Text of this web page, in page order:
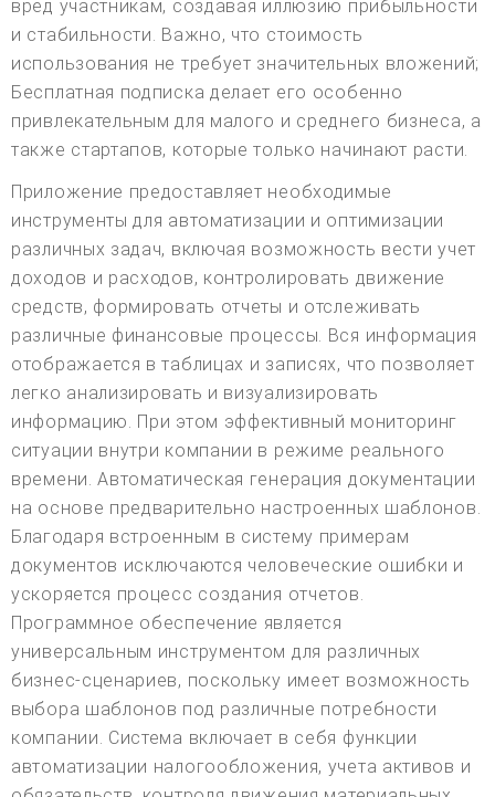
вред участникам, создавая иллюзию прибыльности
и стабильности. Важно, что стоимость
использования не требует значительных вложений;
Бесплатная подписка делает его особенно
привлекательным для малого и среднего бизнеса, а
также стартапов, которые только начинают расти.
Приложение предоставляет необходимые
инструменты для автоматизации и оптимизации
различных задач, включая возможность вести учет
доходов и расходов, контролировать движение
средств, формировать отчеты и отслеживать
различные финансовые процессы. Вся информация
отображается в таблицах и записях, что позволяет
легко анализировать и визуализировать
информацию. При этом эффективный мониторинг
ситуации внутри компании в режиме реального
времени. Автоматическая генерация документации
на основе предварительно настроенных шаблонов.
Благодаря встроенным в систему примерам
документов исключаются человеческие ошибки и
ускоряется процесс создания отчетов.
Программное обеспечение является
универсальным инструментом для различных
бизнес-сценариев, поскольку имеет возможность
выбора шаблонов под различные потребности
компании. Система включает в себя функции
автоматизации налогообложения, учета активов и